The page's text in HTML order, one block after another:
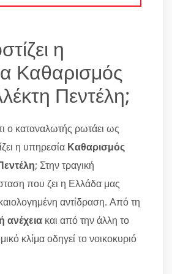
η
Καθαρισμός
Πεντέλη;
ο καταναλωτής ρωτάει ως
η υπηρεσία Καθαρισμός
; Στην τραγική
που ζει η Ελλάδα μας
αντίδραση. Από τη
ανέχεια και από την άλλη το
κλίμα οδηγεί το νοικοκυριό